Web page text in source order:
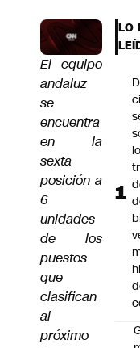
El equipo
andaluz
se
encuentra
en la
sexta
posición a
6
unidades
de los
puestos
que
clasifican
al
próximo
LO